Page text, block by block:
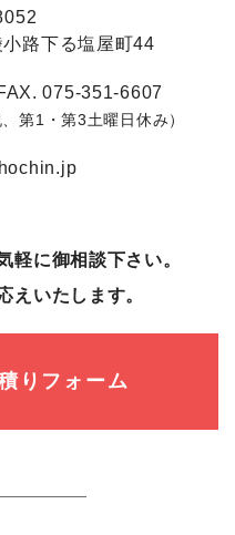
路下る塩屋町44
075-351-6607
第1・第3土曜日休み）
軽に御相談下さい。
えいたします。
りフォーム